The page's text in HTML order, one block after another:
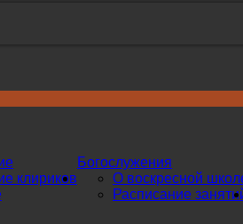
Богослужения
клириков
О воскресной
Расписание